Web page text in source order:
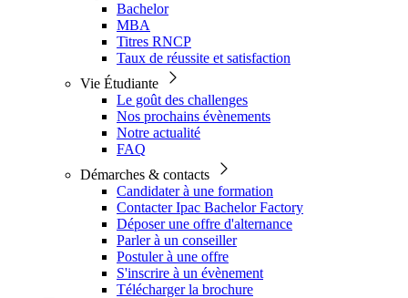
Bachelor
MBA
Titres RNCP
Taux de réussite et satisfaction
Vie Étudiante
Le goût des challenges
Nos prochains évènements
Notre actualité
FAQ
Démarches & contacts
Candidater à une formation
Contacter Ipac Bachelor Factory
Déposer une offre d'alternance
Parler à un conseiller
Postuler à une offre
S'inscrire à un évènement
Télécharger la brochure